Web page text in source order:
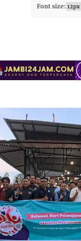
Font size: 12px